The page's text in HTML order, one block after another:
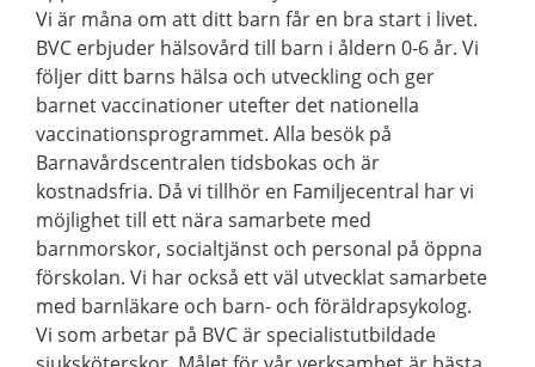
Vi är måna om att ditt barn får en bra start i livet.
BVC erbjuder hälsovård till barn i åldern 0-6 år. Vi
följer ditt barns hälsa och utveckling och ger
barnet vaccinationer utefter det nationella
vaccinationsprogrammet. Alla besök på
Barnavårdscentralen tidsbokas och är
kostnadsfria. Då vi tillhör en Familjecentral har vi
möjlighet till ett nära samarbete med
barnmorskor, socialtjänst och personal på öppna
förskolan. Vi har också ett väl utvecklat samarbete
med barnläkare och barn- och föräldrapsykolog.
Vi som arbetar på BVC är specialistutbildade